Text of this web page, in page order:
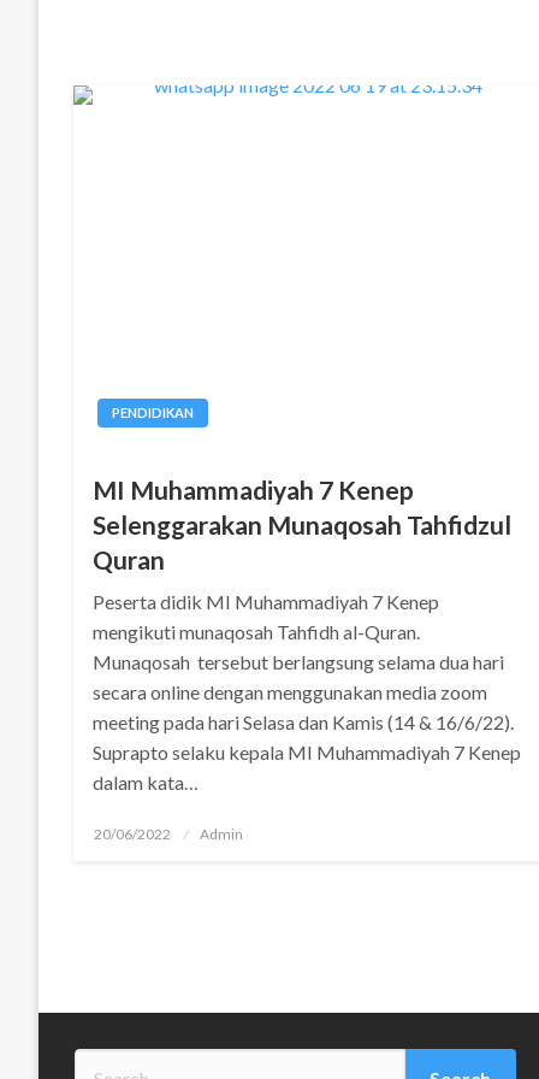
PENDIDIKAN
MI Muhammadiyah 7 Kenep
Selenggarakan Munaqosah Tahfidzul
Quran
Peserta didik MI Muhammadiyah 7 Kenep
mengikuti munaqosah Tahfidh al-Quran.
Munaqosah tersebut berlangsung selama dua hari
secara online dengan menggunakan media zoom
meeting pada hari Selasa dan Kamis (14 & 16/6/22).
Suprapto selaku kepala MI Muhammadiyah 7 Kenep
dalam kata…
Posted
20/06/2022 Admin